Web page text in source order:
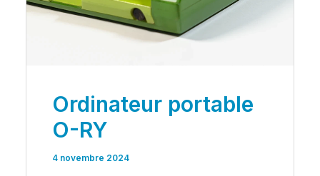
Ordinateur portable
O-RY
4 novembre 2024